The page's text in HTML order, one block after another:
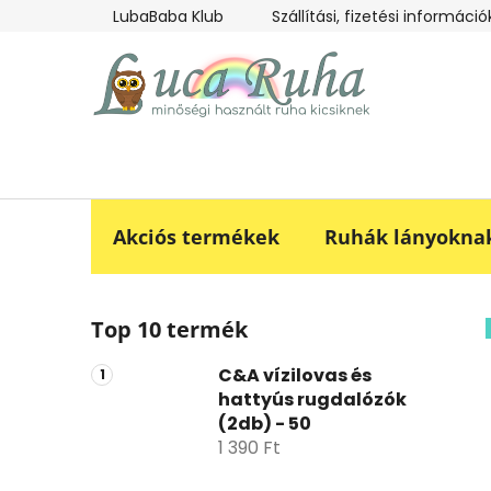
tartalomhoz
LubaBaba Klub Szállítási, fizetési
Akciós termékek Ruhák
l
d
a
Top 10 termék
C&A vízilovas és
hattyús rugdalózók
(2db) - 50
1 390 Ft